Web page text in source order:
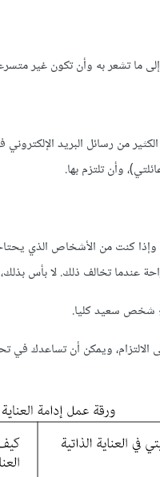
ما تشعر به وأن تكون غير
من رسائل البريد
وأن تلتزم بها.
كنت من الأشخاص الذي
عندما تخالف ذلك. لا بأس
شخص سعيد كليا.
ويمكن أن تساعدك في